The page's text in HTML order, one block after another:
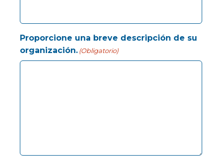
Proporcione una breve descripción de su
organización.(Obligatorio)